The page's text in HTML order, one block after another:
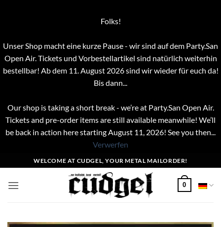
Folks!
Unser Shop macht eine kurze Pause - wir sind auf dem Party.San
Open Air. Tickets und Vorbestellartikel sind natürlich weiterhin
bestellbar! Ab dem 11. August 2026 sind wir wieder für euch da!
Bis dann...
Our shop is taking a short break - we’re at Party.San Open Air.
Tickets and pre-order items are still available meanwhile! We’ll
be back in action here starting August 11, 2026! See you then...
Verwerfen
Inhalt
springen
WELCOME AT CUDGEL, YOUR METAL MAILORDER!
0